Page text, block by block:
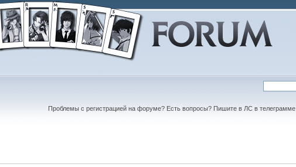
Проблемы с регистрацией на форуме? Есть вопросы? Пишите в ЛС в телеграмме